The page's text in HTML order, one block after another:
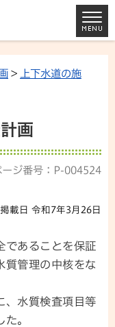
>
上下水道の施
画
ージ番号：P-004524
掲載日 令和7年3月26日
であることを保証
質管理の中核をな
、水質検査項目等
。